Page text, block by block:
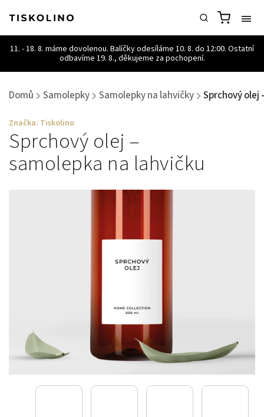
Domů / Samolepky / Samolepky na lahvičky / Sprchový olej
Sprchový olej –
samolepka na lahvičku
Značka: Tiskolino